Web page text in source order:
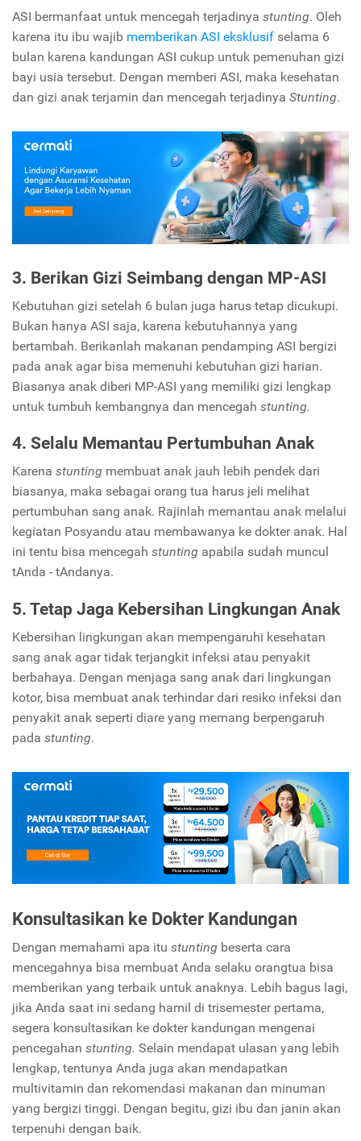
ASI bermanfaat untuk mencegah terjadinya stunting. Oleh
karena itu ibu wajib memberikan ASI eksklusif selama 6
bulan karena kandungan ASI cukup untuk pemenuhan gizi
bayi usia tersebut. Dengan memberi ASI, maka kesehatan
dan gizi anak terjamin dan mencegah terjadinya Stunting.
3. Berikan Gizi Seimbang dengan MP-ASI
Kebutuhan gizi setelah 6 bulan juga harus tetap dicukupi.
Bukan hanya ASI saja, karena kebutuhannya yang
bertambah. Berikanlah makanan pendamping ASI bergizi
pada anak agar bisa memenuhi kebutuhan gizi harian.
Biasanya anak diberi MP-ASI yang memiliki gizi lengkap
untuk tumbuh kembangnya dan mencegah stunting.
4. Selalu Memantau Pertumbuhan Anak
Karena stunting membuat anak jauh lebih pendek dari
biasanya, maka sebagai orang tua harus jeli melihat
pertumbuhan sang anak. Rajinlah memantau anak melalui
kegiatan Posyandu atau membawanya ke dokter anak. Hal
ini tentu bisa mencegah stunting apabila sudah muncul
tAnda - tAndanya.
5. Tetap Jaga Kebersihan Lingkungan Anak
Kebersihan lingkungan akan mempengaruhi kesehatan
sang anak agar tidak terjangkit infeksi atau penyakit
berbahaya. Dengan menjaga sang anak dari lingkungan
kotor, bisa membuat anak terhindar dari resiko infeksi dan
penyakit anak seperti diare yang memang berpengaruh
pada stunting.
Konsultasikan ke Dokter Kandungan
Dengan memahami apa itu stunting beserta cara
mencegahnya bisa membuat Anda selaku orangtua bisa
memberikan yang terbaik untuk anaknya. Lebih bagus lagi,
jika Anda saat ini sedang hamil di trisemester pertama,
segera konsultasikan ke dokter kandungan mengenai
pencegahan stunting. Selain mendapat ulasan yang lebih
lengkap, tentunya Anda juga akan mendapatkan
multivitamin dan rekomendasi makanan dan minuman
yang bergizi tinggi. Dengan begitu, gizi ibu dan janin akan
terpenuhi dengan baik.